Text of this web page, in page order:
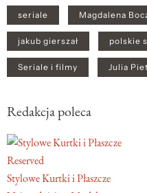
seriale Magdalena
jakub gierszał polskie
Seriale i filmy Julia
Redakcja poleca
Reserved
Stylowe Kurtki i Płaszcze